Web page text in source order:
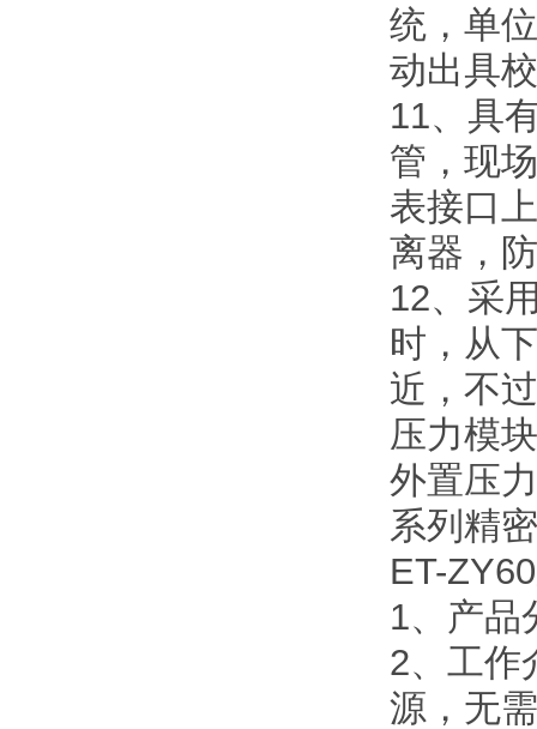
统，单
动出具
11、具
管，现
表接口
离器，
12、采
时，从
近，不
压力模
外置压
系列精
ET-
1、产品
2、工作
源，无